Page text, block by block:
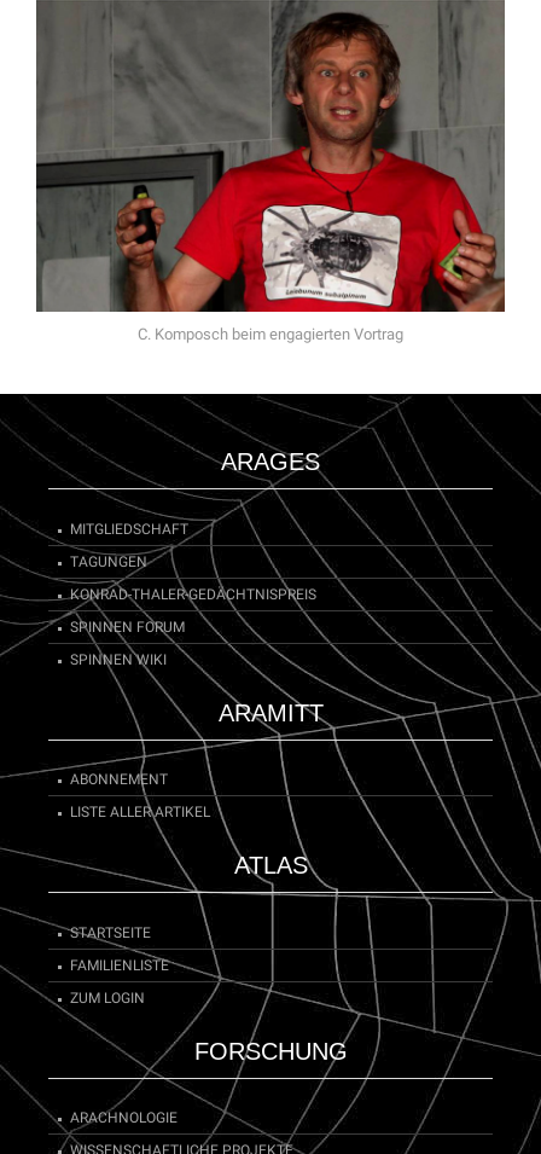
C. Komposch beim engagierten Vortrag
ARAGES
MITGLIEDSCHAFT
TAGUNGEN
KONRAD-THALER-GEDÄCHTNISPREIS
SPINNEN FORUM
SPINNEN WIKI
ARAMITT
ABONNEMENT
LISTE ALLER ARTIKEL
ATLAS
STARTSEITE
FAMILIENLISTE
ZUM LOGIN
FORSCHUNG
ARACHNOLOGIE
WISSENSCHAFTLICHE PROJEKTE